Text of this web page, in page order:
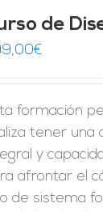
de
€
formación
tener una
y
afrontar el
de sistema